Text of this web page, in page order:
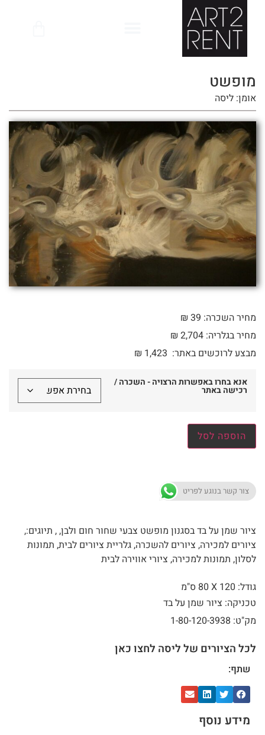
מופשט
אומן: ליסה
מחיר השכרה: 39 ₪
מחיר בגלריה: 2,704 ₪
מבצע לרוכשים באתר:
₪ 1,423
אנא בחרו באפשרות הרצויה - השכרה /
רכישה באתר
הוספה לסל
צור קשר בנוגע לפריט
ציור שמן על בד בסגנון מופשט צבעי שחור חום ולבן, , תיוגים:,
ציורים למכירה, ציורים להשכרה, גלריית ציורים לבית, תמונות
לסלון, תמונות למכירה, ציורי אווירה לבית
גודל: 120 X
80 ס"מ
טכניקה: ציור שמן על בד
מק"ט: 1-80-120-3938
לכל הציורים של ליסה לחצו כאן
שתף:
מידע נוסף